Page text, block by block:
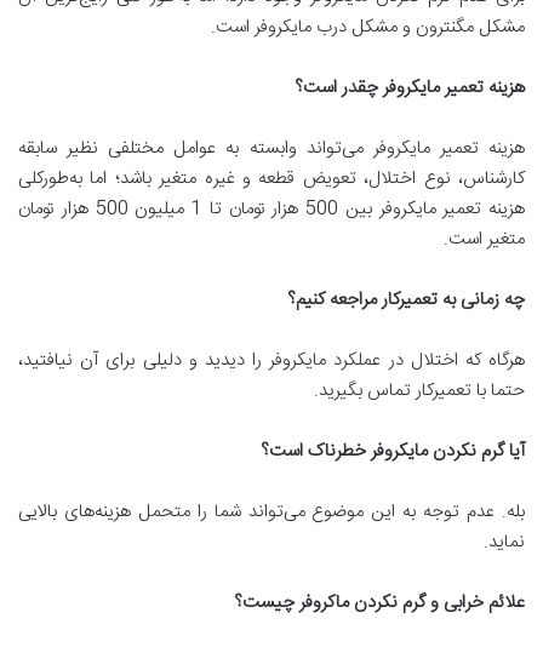
مشکل مگنترون و مشکل درب مایکروفر است.
هزینه تعمیر مایکروفر چقدر است؟
هزینه تعمیر مایکروفر می‌تواند وابسته به عوامل مختلفی نظیر سابقه
کارشناس، نوع اختلال، تعویض قطعه و غیره متغیر باشد؛ اما به‌طورکلی
هزینه تعمیر مایکروفر بین 500 هزار تومان تا 1 میلیون 500 هزار تومان
متغیر است.
چه زمانی به تعمیرکار مراجعه کنیم؟
هرگاه که اختلال در عملکرد مایکروفر را دیدید و دلیلی برای آن نیافتید،
حتما با تعمیرکار تماس بگیرید.
آیا گرم نکردن مایکروفر خطرناک است؟
بله. عدم توجه به این موضوع می‌تواند شما را متحمل هزینه‌های بالایی
نماید.
علائم خرابی و گرم نکردن ماکروفر چیست؟